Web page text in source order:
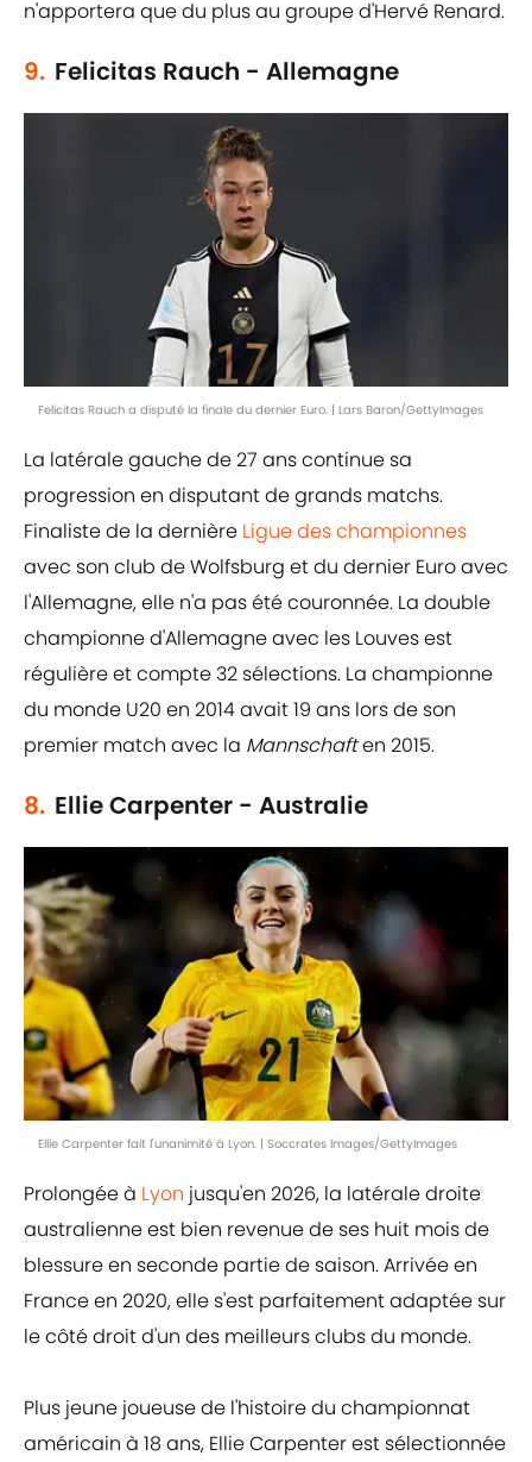
n'apportera que du plus au groupe d'Hervé Renard.
9. Felicitas Rauch - Allemagne
Felicitas Rauch a disputé la finale du dernier Euro. | Lars Baron/GettyImages
La latérale gauche de 27 ans continue sa
progression en disputant de grands matchs.
Finaliste de la dernière Ligue des championnes
avec son club de Wolfsburg et du dernier Euro avec
l'Allemagne, elle n'a pas été couronnée. La double
championne d'Allemagne avec les Louves est
régulière et compte 32 sélections. La championne
du monde U20 en 2014 avait 19 ans lors de son
premier match avec la Mannschaften 2015.
8. Ellie Carpenter - Australie
Ellie Carpenter fait l'unanimité à Lyon. | Soccrates Images/GettyImages
Prolongée à Lyon jusqu'en 2026, la latérale droite
australienne est bien revenue de ses huit mois de
blessure en seconde partie de saison. Arrivée en
France en 2020, elle s'est parfaitement adaptée sur
le côté droit d'un des meilleurs clubs du monde.
Plus jeune joueuse de l'histoire du championnat
américain à 18 ans, Ellie Carpenter est sélectionnée